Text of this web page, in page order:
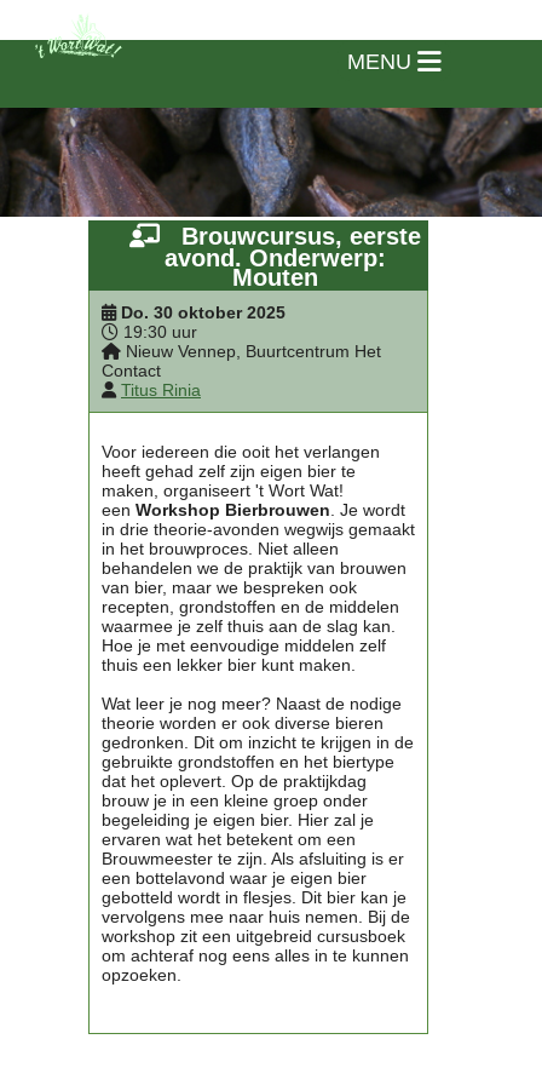
Brouwcursus, eerste
avond. Onderwerp:
Mouten
Do. 30 oktober 2025
19:30 uur
Nieuw Vennep, Buurtcentrum Het
Contact
Titus Rinia
Voor iedereen die ooit het verlangen
heeft gehad zelf zijn eigen bier te
maken, organiseert 't Wort Wat!
een Workshop Bierbrouwen . Je wordt
in drie theorie-avonden wegwijs gemaakt
in het brouwproces. Niet alleen
behandelen we de praktijk van brouwen
van bier, maar we bespreken ook
recepten, grondstoffen en de middelen
waarmee je zelf thuis aan de slag kan.
Hoe je met eenvoudige middelen zelf
thuis een lekker bier kunt maken.
Wat leer je nog meer? Naast de nodige
theorie worden er ook diverse bieren
gedronken. Dit om inzicht te krijgen in de
gebruikte grondstoffen en het biertype
dat het oplevert. Op de praktijkdag
brouw je in een kleine groep onder
begeleiding je eigen bier. Hier zal je
ervaren wat het betekent om een
Brouwmeester te zijn. Als afsluiting is er
een bottelavond waar je eigen bier
gebotteld wordt in flesjes. Dit bier kan je
vervolgens mee naar huis nemen. Bij de
workshop zit een uitgebreid cursusboek
om achteraf nog eens alles in te kunnen
opzoeken.
MENU
Home
Vereniging
Clubkalender
Informatie
Bestuur
- Historie
Reglementen
Privacyverklaring
Commissies
Polderbok
Wedstrijduitslagen
Prijzen
Bijzondere Leden
- Keurmeesters
- Professioneel
- Biersommeliers